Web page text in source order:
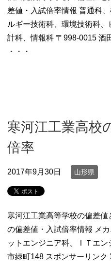
差値・入試倍率情報 普通科
ルギー技術科、環境技術科
計科、情報科 〒998-0015 酒
・・・
寒河江工業高校
倍率
2017年9月30日 山形県
寒河江工業高等学校の偏差
の偏差値・入試倍率情報 メ
ットエンジニア科、ＩＴエ
市緑町148 スポンサーリンク